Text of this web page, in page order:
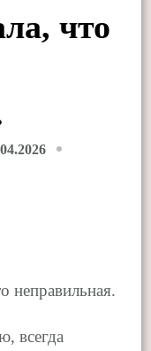
что
неправильная.
всегда